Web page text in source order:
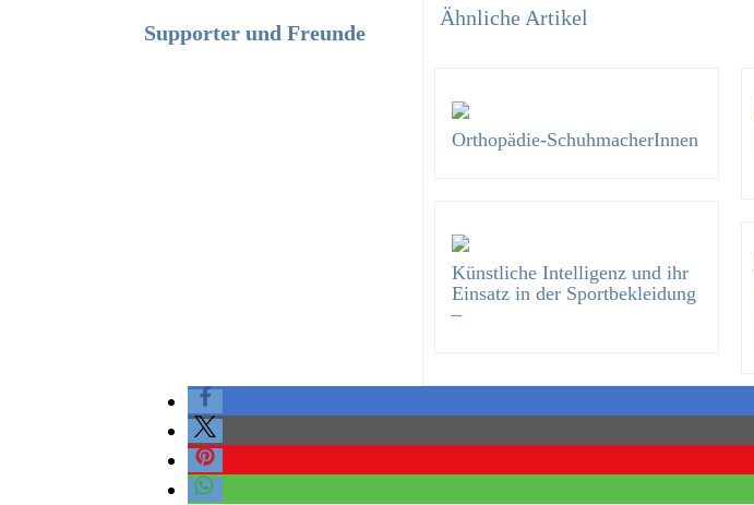
Supporter und Freunde
Ähnliche Artikel
Orthopädie-SchuhmacherInnen
Künstliche Intelligenz und ihr
Einsatz in der Sportbekleidung
–